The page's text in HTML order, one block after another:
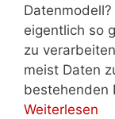
eigentlich so
zu
meist Daten
bestehenden
Weiterlesen